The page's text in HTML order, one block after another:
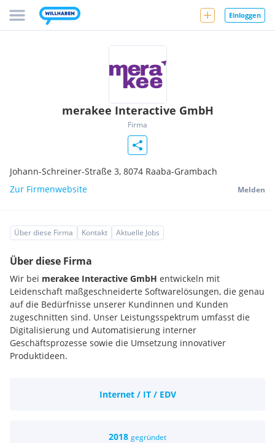
Einloggen
merakee Interactive GmbH
Firma
Johann-Schreiner-Straße 3, 8074 Raaba-Grambach
Zur Firmenwebsite
Melden
Über diese Firma Kontakt Aktuelle Jobs
Über diese Firma
Wir bei merakee Interactive GmbH entwickeln mit
Leidenschaft maßgeschneiderte Softwarelösungen, die genau
auf die Bedürfnisse unserer Kundinnen und Kunden
zugeschnitten sind. Unser Leistungsspektrum umfasst die
Digitalisierung und Automatisierung interner
Geschäftsprozesse sowie die Umsetzung innovativer
Produktideen.
Internet / IT / EDV
2018 gegründet